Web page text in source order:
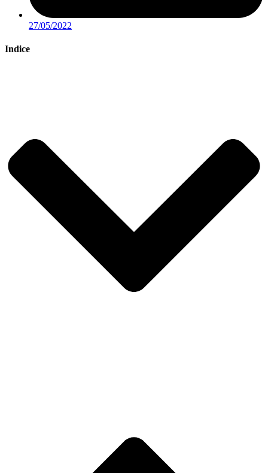
27/05/2022
Indice